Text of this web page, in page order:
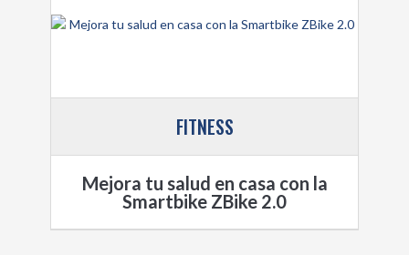
FITNESS
Mejora tu salud en casa con la
Smartbike ZBike 2.0